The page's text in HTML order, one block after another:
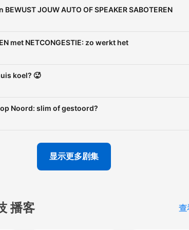
JOUW AUTO OF SPEAKER SABOTEREN
met NETCONGESTIE: zo werkt het
koel? 🥵
Noord: slim of gestoord?
显示更多剧集
播客 查